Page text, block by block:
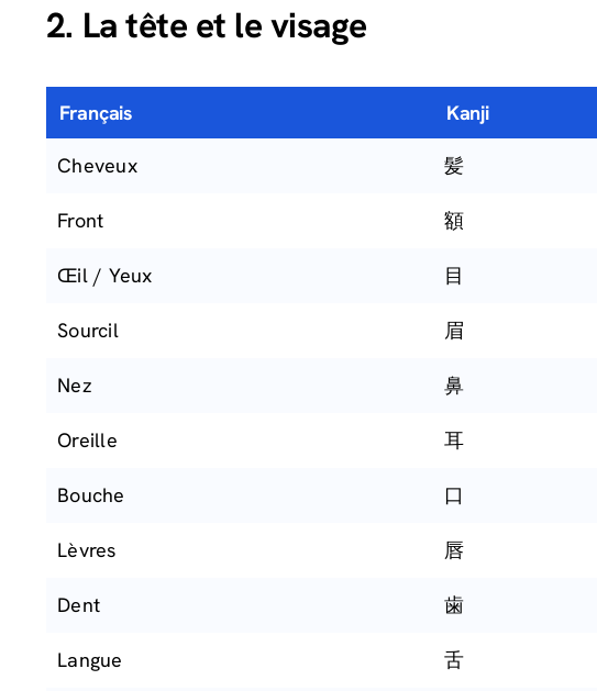
2. La tête et le visage
Français Kanji
Cheveux 髪
Front 額
Œil / Yeux 目
Sourcil 眉
Nez 鼻
Oreille 耳
Bouche 口
Lèvres 唇
Dent 歯
Langue 舌